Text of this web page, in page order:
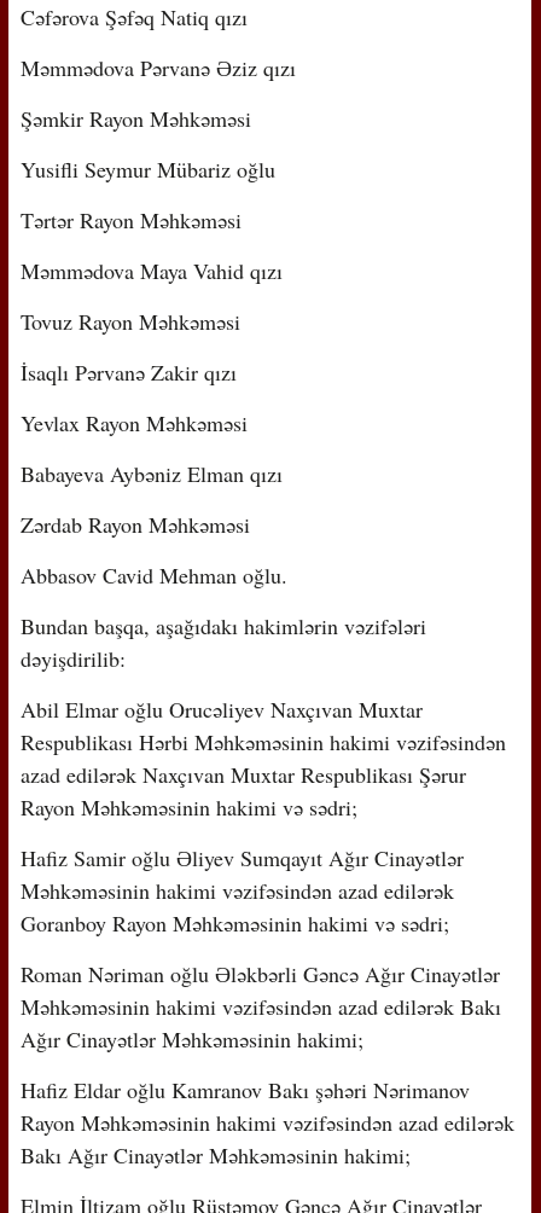
Cəfərova Şəfəq Natiq qızı
Məmmədova Pərvanə Əziz qızı
Şəmkir Rayon Məhkəməsi
Yusifli Seymur Mübariz oğlu
Tərtər Rayon Məhkəməsi
Məmmədova Maya Vahid qızı
Tovuz Rayon Məhkəməsi
İsaqlı Pərvanə Zakir qızı
Yevlax Rayon Məhkəməsi
Babayeva Aybəniz Elman qızı
Zərdab Rayon Məhkəməsi
Abbasov Cavid Mehman oğlu.
Bundan başqa, aşağıdakı hakimlərin vəzifələri
dəyişdirilib:
Abil Elmar oğlu Orucəliyev Naxçıvan Muxtar
Respublikası Hərbi Məhkəməsinin hakimi vəzifəsindən
azad edilərək Naxçıvan Muxtar Respublikası Şərur
Rayon Məhkəməsinin hakimi və sədri;
Hafiz Samir oğlu Əliyev Sumqayıt Ağır Cinayətlər
Məhkəməsinin hakimi vəzifəsindən azad edilərək
Goranboy Rayon Məhkəməsinin hakimi və sədri;
Roman Nəriman oğlu Ələkbərli Gəncə Ağır Cinayətlər
Məhkəməsinin hakimi vəzifəsindən azad edilərək Bakı
Ağır Cinayətlər Məhkəməsinin hakimi;
Hafiz Eldar oğlu Kamranov Bakı şəhəri Nərimanov
Rayon Məhkəməsinin hakimi vəzifəsindən azad edilərək
Bakı Ağır Cinayətlər Məhkəməsinin hakimi;
Elmin İltizam oğlu Rüstəmov Gəncə Ağır Cinayətlər